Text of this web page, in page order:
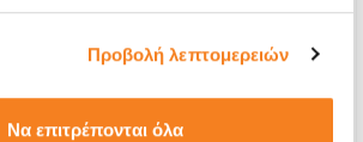
Προβολή λεπτομερειών
Να επιτρέπονται όλα